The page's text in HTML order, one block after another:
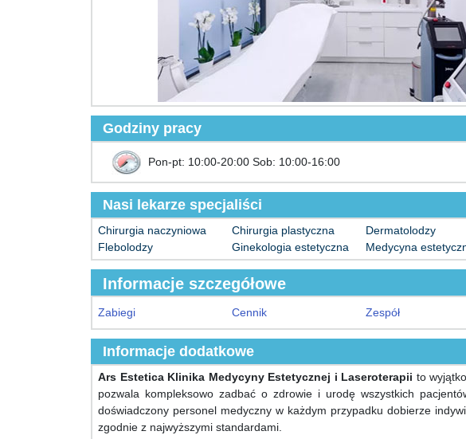
Godziny pracy
Pon-pt: 10:00-20:00 Sob: 10:00-16:00
Nasi lekarze specjaliści
Chirurgia naczyniowa Chirurgia plastyczna Dermatolodzy
Flebolodzy
Ginekologia estetyczna Medycyna
Informacje szczegółowe
Zabiegi Cennik Zespół
Informacje dodatkowe
Ars Estetica Klinika Medycyny Estetycznej i Laseroterapii to
pozwala kompleksowo zadbać o zdrowie i urodę wszystkich
doświadczony personel medyczny w każdym przypadku dobierze
zgodnie z najwyższymi standardami.